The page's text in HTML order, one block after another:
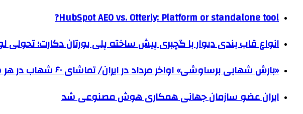
HubSpot AEO vs. Otterly: Platform or standalone tool?
انواع قاب بندی دیوار با گچبری پیش ساخته پلی یورتان دکارت؛
«بارش شهابی برساوشی» اواخر مرداد در ایران/ تماشای ۶۰ شهاب در هر ساعت!
ایران عضو سازمان جهانی همکاری هوش مصنوعی شد